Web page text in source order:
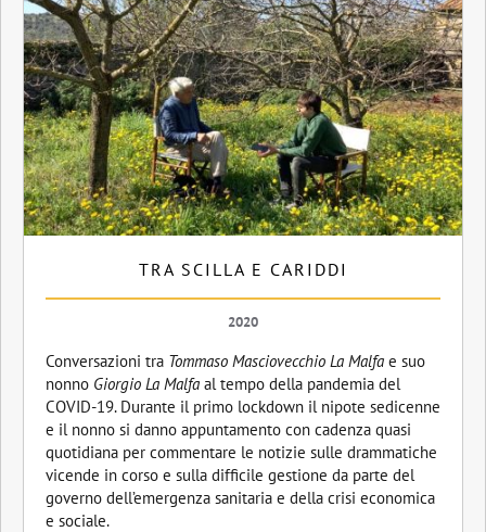
TRA SCILLA E CARIDDI
2020
Conversazioni tra Tommaso Masciovecchio La Malfa e suo
nonno Giorgio La Malfa al tempo della pandemia del
COVID-19. Durante il primo lockdown il nipote sedicenne
e il nonno si danno appuntamento con cadenza quasi
quotidiana per commentare le notizie sulle drammatiche
vicende in corso e sulla difficile gestione da parte del
governo dell’emergenza sanitaria e della crisi economica
e sociale.